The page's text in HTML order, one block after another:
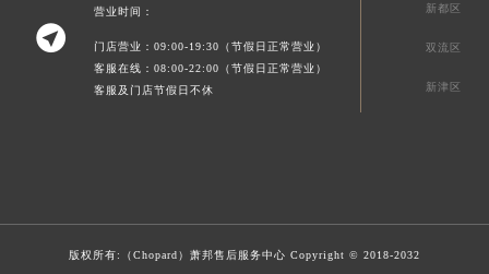

营业时间：
门店营业：09:00-19:30（节假日正常营业）
客服在线：08:00-22:00（节假日正常营业）
客服及门店节假日不休
新都区
双流区
新津区
版权所有:（Chopard） 萧邦售后服务中心 Copyright © 2018-2032